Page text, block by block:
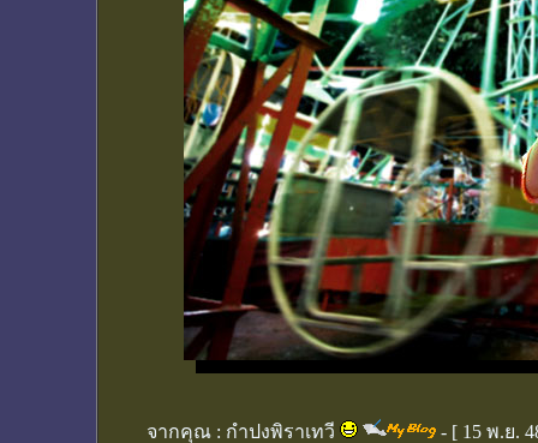
จากคุณ : กำปงพิราเทวี - [ 15 พ.ย.